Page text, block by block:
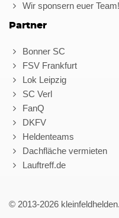
Wir sponsern euer Team!
Partner
Bonner SC
FSV Frankfurt
Lok Leipzig
SC Verl
FanQ
DKFV
Heldenteams
Dachfläche vermieten
Lauftreff.de
© 2013-2026